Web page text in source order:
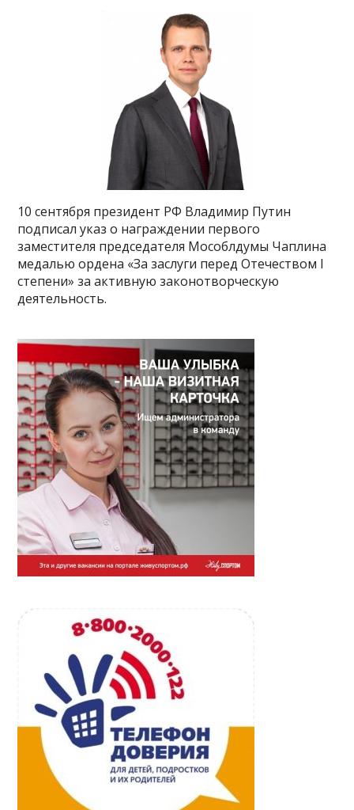
10 сентября президент РФ Владимир Путин
подписал указ о награждении первого
заместителя председателя Мособлдумы Чаплина
медалью ордена «За заслуги перед Отечеством I
степени» за активную законотворческую
деятельность.